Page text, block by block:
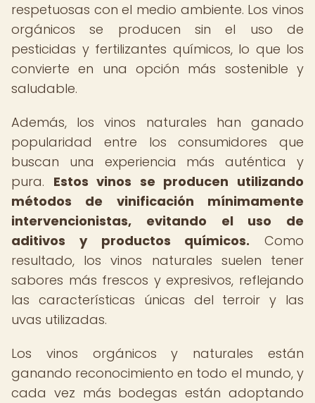
respetuosas con el medio ambiente. Los vinos
orgánicos se producen sin el uso de
pesticidas y fertilizantes químicos, lo que los
convierte en una opción más sostenible y
saludable.
Además, los vinos naturales han ganado
popularidad entre los consumidores que
buscan una experiencia más auténtica y
pura. Estos vinos se producen utilizando
métodos de vinificación mínimamente
intervencionistas, evitando el uso de
aditivos y productos químicos. Como
resultado, los vinos naturales suelen tener
sabores más frescos y expresivos, reflejando
las características únicas del terroir y las
uvas utilizadas.
Los vinos orgánicos y naturales están
ganando reconocimiento en todo el mundo, y
cada vez más bodegas están adoptando